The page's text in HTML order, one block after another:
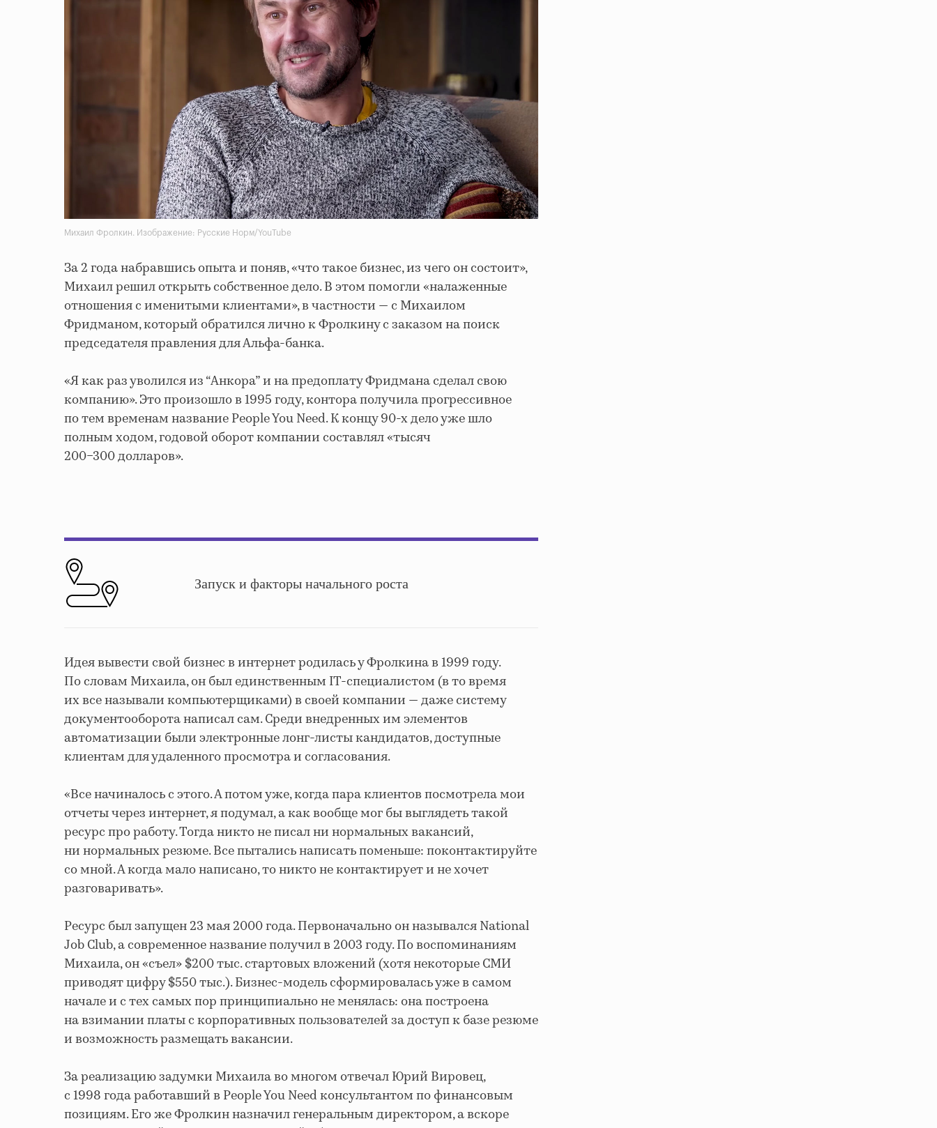
Михаил Фролкин. Изображение: Русские Норм/YouTube
За 2 года набравшись опыта и поняв, «что такое бизнес, из чего он состоит»,
Михаил решил открыть собственное дело. В этом помогли «налаженные
отношения с именитыми клиентами», в частности — с Михаилом
Фридманом, который обратился лично к Фролкину с заказом на поиск
председателя правления для Альфа-банка.
«Я как раз уволился из “Анкора” и на предоплату Фридмана сделал свою
компанию». Это произошло в 1995 году, контора получила прогрессивное
по тем временам название People You Need. К концу 90-х дело уже шло
полным ходом, годовой оборот компании составлял «тысяч
200−300 долларов».
Запуск и факторы начального роста
Идея вывести свой бизнес в интернет родилась у Фролкина в 1999 году.
По словам Михаила, он был единственным IT-специалистом (в то время
их все называли компьютерщиками) в своей компании — даже систему
документооборота написал сам. Среди внедренных им элементов
автоматизации были электронные лонг-листы кандидатов, доступные
клиентам для удаленного просмотра и согласования.
«Все начиналось с этого. А потом уже, когда пара клиентов посмотрела мои
отчеты через интернет, я подумал, а как вообще мог бы выглядеть такой
ресурс про работу. Тогда никто не писал ни нормальных вакансий,
ни нормальных резюме. Все пытались написать поменьше: поконтактируйте
со мной. А когда мало написано, то никто не контактирует и не хочет
разговаривать».
Ресурс был запущен 23 мая 2000 года. Первоначально он назывался National
Job Club, а современное название получил в 2003 году. По воспоминаниям
Михаила, он «съел» $200 тыс. стартовых вложений (хотя некоторые СМИ
приводят цифру $550 тыс.). Бизнес-модель сформировалась уже в самом
начале и с тех самых пор принципиально не менялась: она построена
на взимании платы с корпоративных пользователей за доступ к базе резюме
и возможность размещать вакансии.
За реализацию задумки Михаила во многом отвечал Юрий Вировец,
с 1998 года работавший в People You Need консультантом по финансовым
позициям. Его же Фролкин назначил генеральным директором, а вскоре